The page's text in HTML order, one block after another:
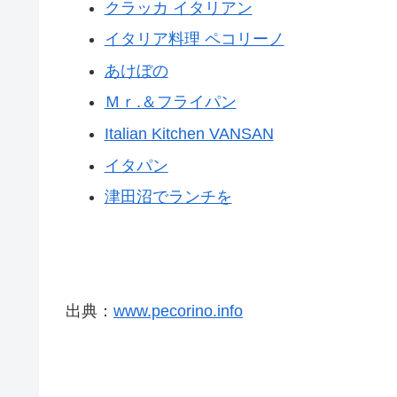
クラッカ イタリアン
イタリア料理 ペコリーノ
あけぼの
Ｍｒ.＆フライパン
Italian Kitchen VANSAN
イタパン
津田沼でランチを
出典： www.pecorino.info